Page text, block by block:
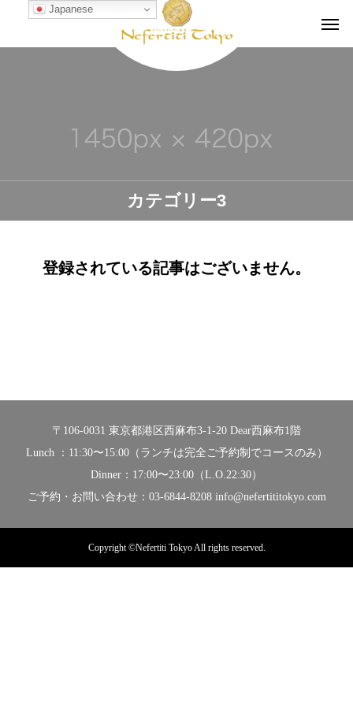
カテゴリー3
登録されている記事はございません。
〒106-0031 東京都港区西麻布3-1-20 Dear西麻布1階
Lunch ：11:30〜15:00（ランチは完全ご予約制でコースのみ）
Dinner：17:00〜23:00（L.O.22:30）
ご予約・お問い合わせ：03-6844-8208 info@nefertititokyo.com
Copyright ©Nefertiti Tokyo All rights reserved.
Japanese